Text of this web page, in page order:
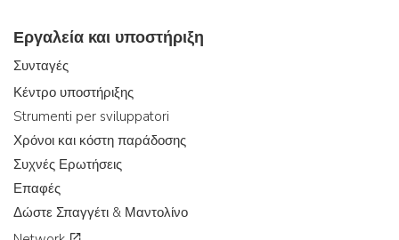
Εργαλεία και υποστήριξη
Συνταγές
Κέντρο υποστήριξης
Strumenti per sviluppatori
Χρόνοι και κόστη παράδοσης
Συχνές Ερωτήσεις
Επαφές
Δώστε Σπαγγέτι & Μαντολίνο